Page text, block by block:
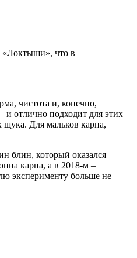
«Локтыши», что в
чистота и, конечно,
и отлично подходит для этих
щука. Для мальков карпа,
блин, который оказался
карпа, а в 2018-м –
эксперименту больше не